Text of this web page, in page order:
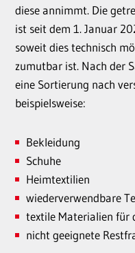
diese annimmt. Die
ist seit dem 1. Januar
soweit dies technisch
zumutbar ist. Nach der
eine Sortierung nach
beispielsweise:
Bekleidung
Schuhe
Heimtextilien
wiederverwendbare
textile Materialien für
nicht geeignete